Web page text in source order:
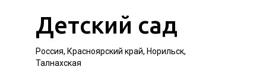
Детский сад
Россия, Красноярский край, Норильск,
Талнахская